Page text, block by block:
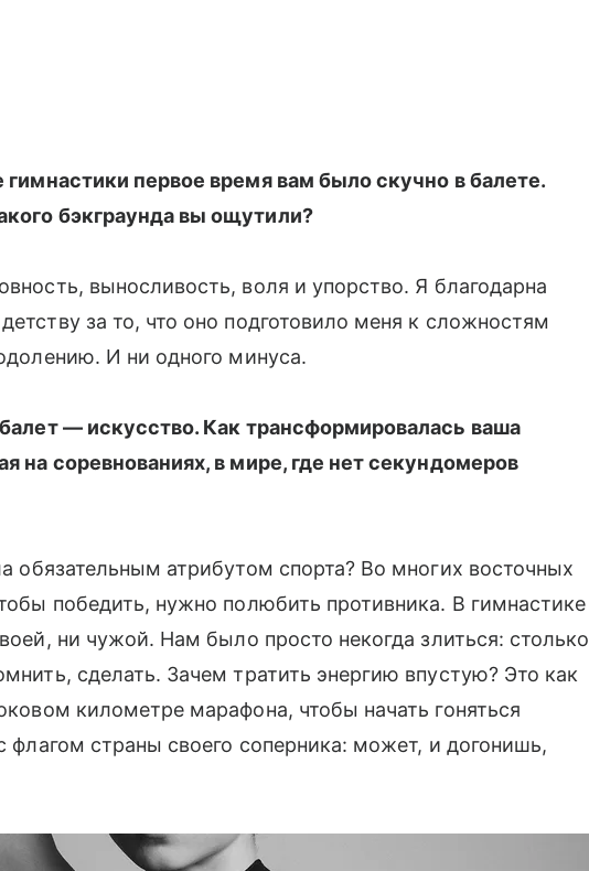
первое время вам было скучно в балете.
бэкграунда вы ощутили?
выносливость, воля и упорство. Я благодарна
за то, что оно подготовило меня к сложностям
И ни одного минуса.
— искусство. Как трансформировалась ваша
на соревнованиях, в мире, где нет секундомеров
обязательным атрибутом спорта? Во многих восточных
победить, нужно полюбить противника. В гимнастике
ни чужой. Нам было просто некогда злиться: столько
сделать. Зачем тратить энергию впустую? Это как
километре марафона, чтобы начать гоняться
флагом страны своего соперника: может, и догонишь,